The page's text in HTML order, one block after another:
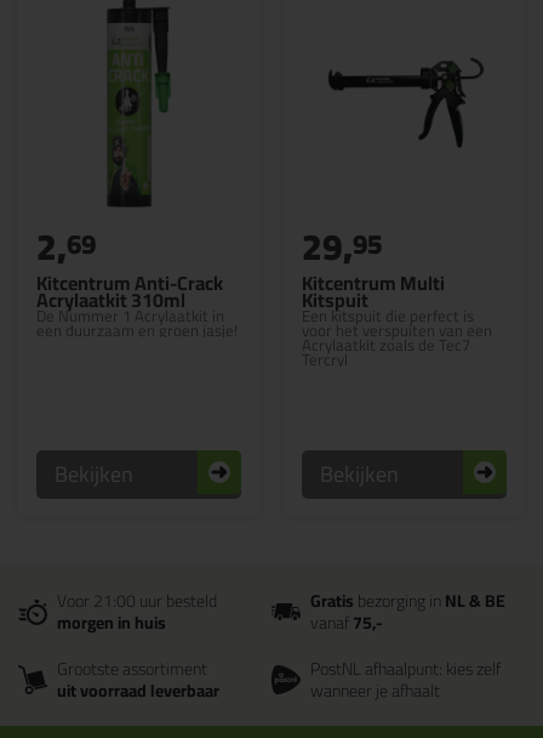
Kitcentrum Anti-Crack
Acrylaatkit 310ml
De Nummer 1 Acrylaatkit in
een duurzaam en groen jasje!
2,69
Bekijken
Kitcentrum Multi
Kitspuit
Een kitspuit die perfect is
voor het verspuiten van een
Acrylaatkit zoals de Tec7
Tercryl
29,95
Bekijken
Voor 21:00 uur besteld
morgen in huis
Gratisbezorging inNL & BE
vanaf75,-
Grootste assortiment
uit voorraad leverbaar
PostNL afhaalpunt: kies zelf
wanneer je afhaalt